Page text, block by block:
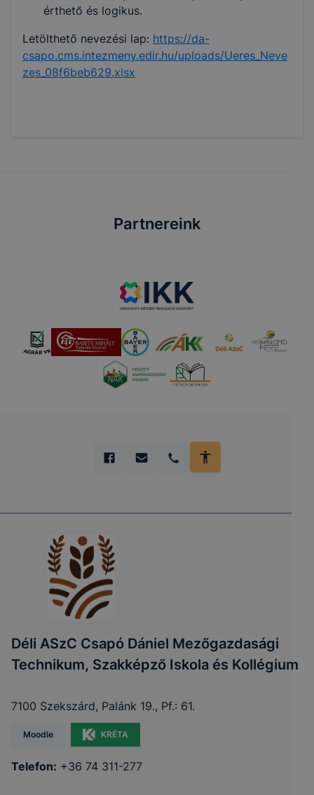
érthető és logikus.
Letölthető nevezési lap: https://da-
csapo.cms.intezmeny.edir.hu/uploads/Ueres_Neve
zes_08f6beb629.xlsx
Partnereink
Déli ASzC Csapó Dániel Mezőgazdasági
Technikum, Szakképző Iskola és Kollégium
7100 Szekszárd, Palánk 19., Pf.: 61.
Moodle KRÉTA
Telefon: +36 74 311-277